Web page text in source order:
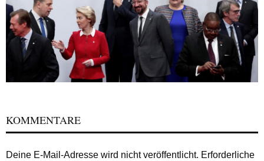
KOMMENTARE
Deine E-Mail-Adresse wird nicht veröffentlicht. Erforderliche